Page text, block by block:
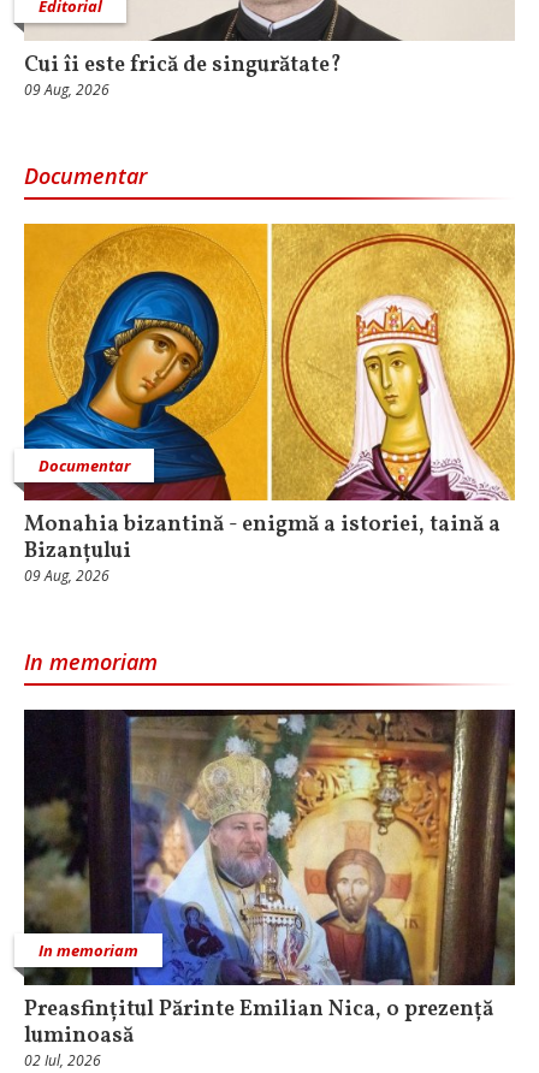
Editorial
Cui îi este frică de singurătate?
09 Aug, 2026
Documentar
Documentar
Monahia bizantină - enigmă a istoriei, taină a
Bizanțului
09 Aug, 2026
In memoriam
In memoriam
Preasfințitul Părinte Emilian Nica, o prezență
luminoasă
02 Iul, 2026